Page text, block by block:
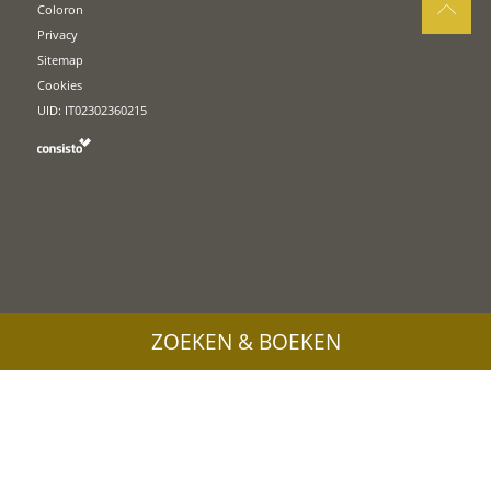
Coloron
Privacy
Sitemap
Cookies
UID: IT02302360215
ZOEKEN & BOEKEN